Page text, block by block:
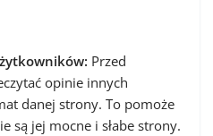
Przed
opinie innych
danej strony. To pomoże
są jej mocne i słabe strony.